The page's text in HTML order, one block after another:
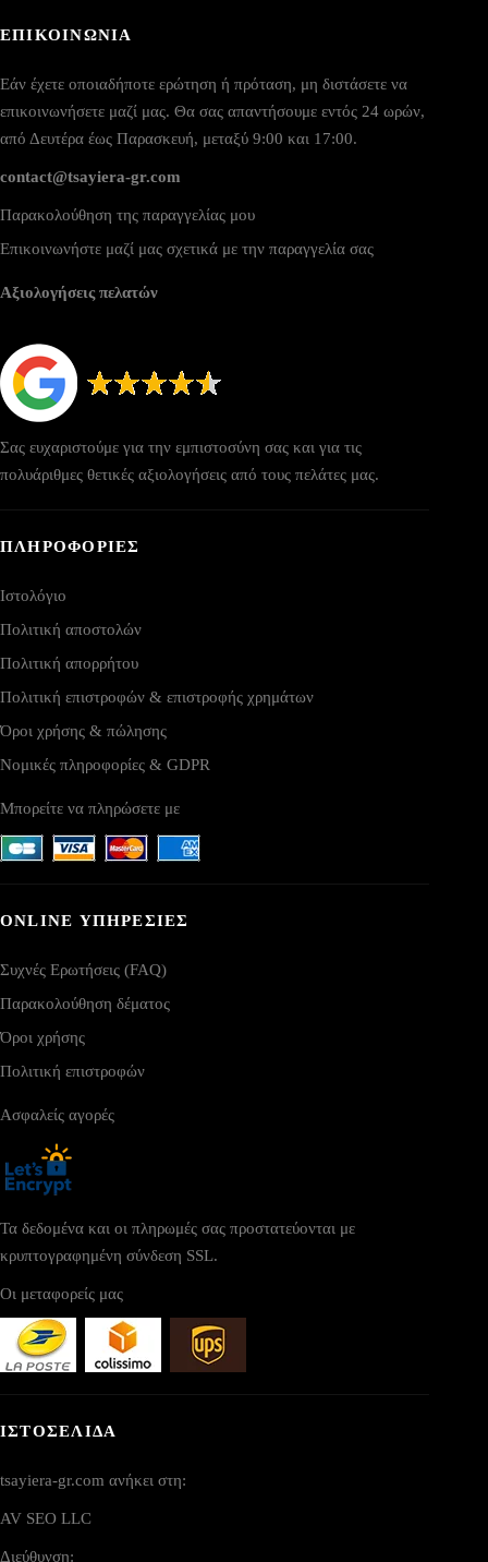
ΕΠΙΚΟΙΝΩΝΙΑ
Εάν έχετε οποιαδήποτε ερώτηση ή πρόταση, μη διστάσετε να
επικοινωνήσετε μαζί μας. Θα σας απαντήσουμε εντός 24 ωρών,
από Δευτέρα έως Παρασκευή, μεταξύ 9:00 και 17:00.
contact@tsayiera-gr.com
Παρακολούθηση της παραγγελίας μου
Επικοινωνήστε μαζί μας σχετικά με την παραγγελία σας
Αξιολογήσεις πελατών
Σας ευχαριστούμε για την εμπιστοσύνη σας και για τις
πολυάριθμες θετικές αξιολογήσεις από τους πελάτες μας.
ΠΛΗΡΟΦΟΡΙΕΣ
Ιστολόγιο
Πολιτική αποστολών
Πολιτική απορρήτου
Πολιτική επιστροφών & επιστροφής χρημάτων
Όροι χρήσης & πώλησης
Νομικές πληροφορίες & GDPR
Μπορείτε να πληρώσετε με
ONLINE ΥΠΗΡΕΣΙΕΣ
Συχνές Ερωτήσεις (FAQ)
Παρακολούθηση δέματος
Όροι χρήσης
Πολιτική επιστροφών
Ασφαλείς αγορές
Τα δεδομένα και οι πληρωμές σας προστατεύονται με
κρυπτογραφημένη σύνδεση SSL.
Οι μεταφορείς μας
ΙΣΤΟΣΕΛΙΔΑ
tsayiera-gr.com ανήκει στη:
AV SEO LLC
Διεύθυνση: